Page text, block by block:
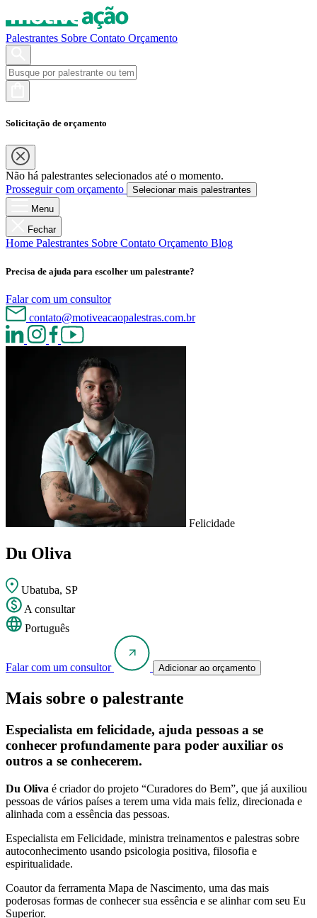
Palestrantes Sobre Contato Orçamento
Solicitação de orçamento
Não há palestrantes selecionados até o momento.
Prosseguir com orçamento
Selecionar mais palestrantes
Menu
Fechar
Home Palestrantes Sobre Contato Orçamento Blog
Precisa de ajuda para escolher um palestrante?
Falar com um consultor
contato@motiveacaopalestras.com.br
Felicidade
Du Oliva
Ubatuba, SP
A consultar
Português
Falar com um consultor Adicionar ao orçamento
Mais sobre o palestrante
Especialista em felicidade, ajuda pessoas a se
conhecer profundamente para poder auxiliar os
outros a se conhecerem.
Du Oliva é criador do projeto “Curadores do Bem”, que já auxiliou
pessoas de vários países a terem uma vida mais feliz, direcionada e
alinhada com a essência das pessoas.
Especialista em Felicidade, ministra treinamentos e palestras sobre
autoconhecimento usando psicologia positiva, filosofia e
espiritualidade.
Coautor da ferramenta Mapa de Nascimento, uma das mais
poderosas formas de conhecer sua essência e se alinhar com seu Eu
Superior.